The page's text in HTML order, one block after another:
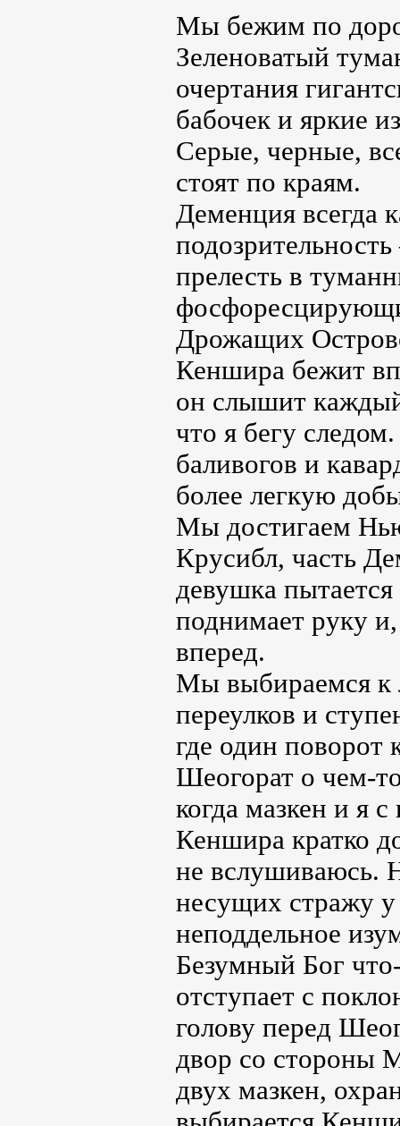
Мы бежим по
Зеленоватый
очертания
бабочек и яркие
Серые, черные,
стоят по краям.
Деменция всегда
прелесть в
Дрожащих
Кеншира бежит
он слышит
что я бегу
баливогов и
более легкую
Мы достигаем
Крусибл, часть
девушка
поднимает руку
вперед.
Мы выбираемся к
переулков и
где один поворот
Шеогорат о чем-
когда мазкен и я
Кеншира кратко
не вслушиваюсь.
несущих стражу
неподдельное
Безумный Бог
отступает с
голову перед
двор со стороны
двух мазкен,